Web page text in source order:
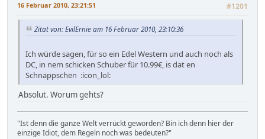
16 Februar 2010, 23:21:51 #1201
Zitat von: EvilErnie am 16 Februar 2010, 23:10:36
Ich würde sagen, für so ein Edel Western und auch noch als
DC, in nem schicken Schuber für 10.99€, is dat en
Schnäppschen :icon_lol:
Absolut. Worum gehts?
"Ist denn die ganze Welt verrückt geworden? Bin ich denn hier der
einzige Idiot, dem Regeln noch was bedeuten?"